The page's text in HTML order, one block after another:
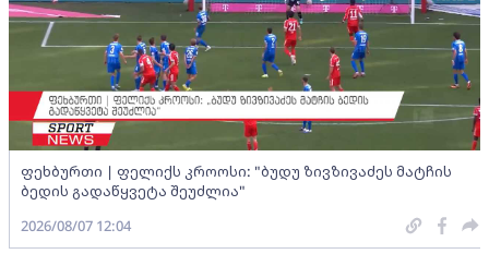
ფეხბურთი | ფელიქს კროოსი: "ბუდუ ზივზივაძეს მატჩის
ბედის გადაწყვეტა შეუძლია"
2026/08/07 12:04